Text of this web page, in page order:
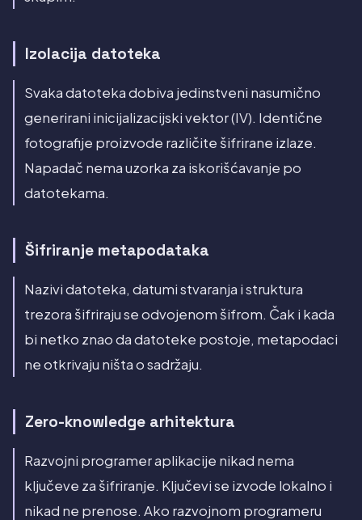
Izolacija datoteka
Svaka datoteka dobiva jedinstveni nasumično
generirani inicijalizacijski vektor (IV). Identične
fotografije proizvode različite šifrirane izlaze.
Napadač nema uzorka za iskorišćavanje po
datotekama.
Šifriranje metapodataka
Nazivi datoteka, datumi stvaranja i struktura
trezora šifriraju se odvojenom šifrom. Čak i kada
bi netko znao da datoteke postoje, metapodaci
ne otkrivaju ništa o sadržaju.
Zero-knowledge arhitektura
Razvojni programer aplikacije nikad nema
ključeve za šifriranje. Ključevi se izvode lokalno i
nikad ne prenose. Ako razvojnom programeru